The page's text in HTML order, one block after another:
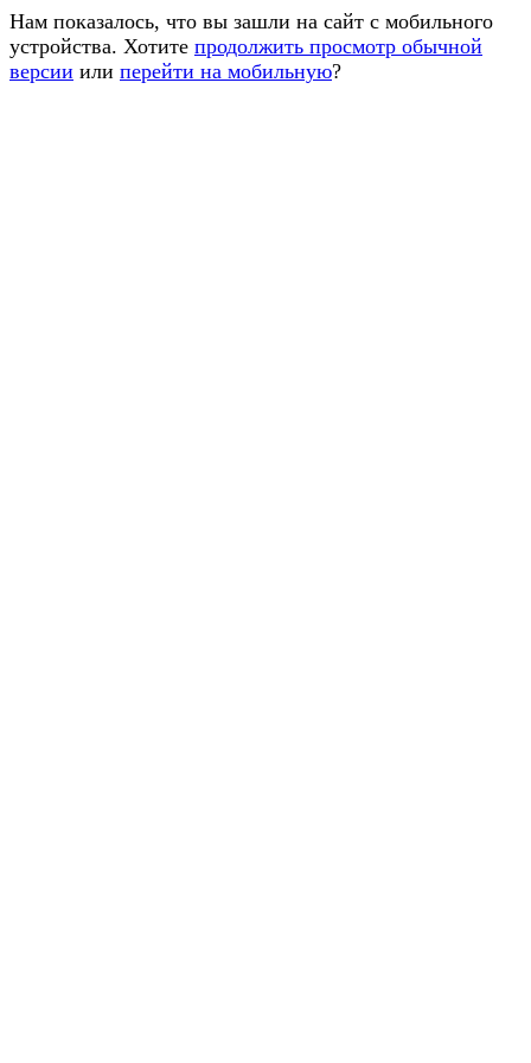
Нам показалось, что вы зашли на сайт с мобильного
устройства. Хотите продолжить просмотр обычной
версии или перейти на мобильную?